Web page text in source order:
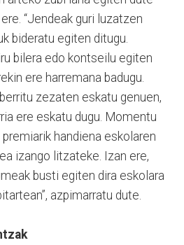
“Jendeak guri luzatzen
bideratu egiten ditugu.
bilera edo kontseilu egiten
ere harremana badugu.
zezaten eskatu genuen,
ere eskatu dugu. Momentu
handiena eskolaren
izango litzateke. Izan ere,
busti egiten dira eskolara
azpimarratu dute.